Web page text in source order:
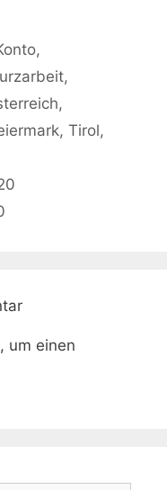
,
,
,
, Tirol,
um einen